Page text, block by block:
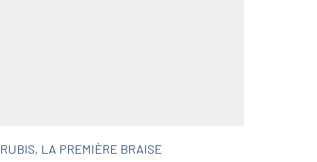
RUBIS, LA PREMIÈRE BRAISE